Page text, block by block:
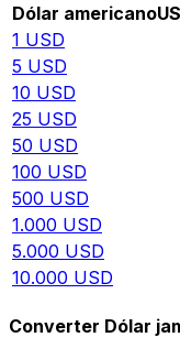
Dólar americano
1 USD
5 USD
10 USD
25 USD
50 USD
100 USD
500 USD
1.000 USD
5.000 USD
10.000 USD
Converter Dólar